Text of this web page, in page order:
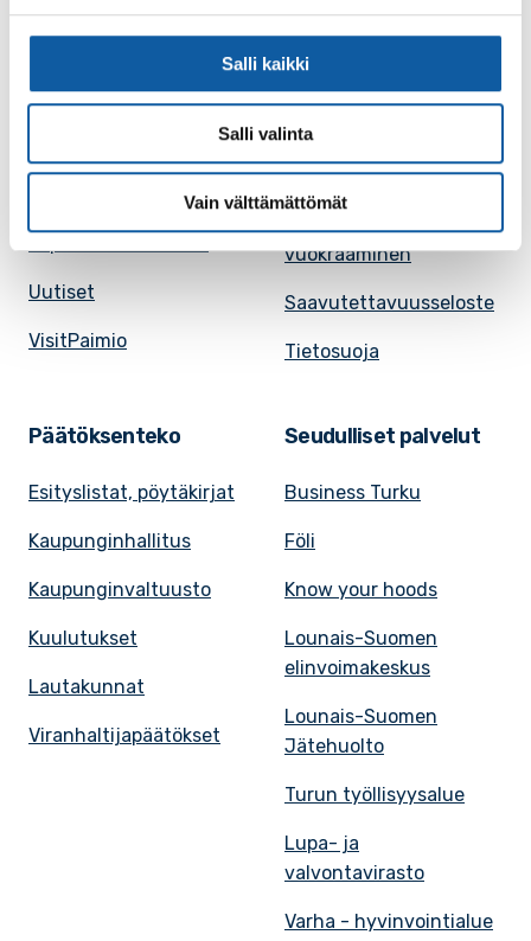
Salli kaikki
Salli valinta
Vain välttämättömät
Paimion mediapankki
SunPaimio -
Uutiset
VisitPaimio
Evästeasetukset
Kaupungille osoitetut
laskut
Kokoustilojen
vuokraaminen
Saavutettavuusseloste
Tietosuoja
Päätöksenteko
Esityslistat, pöytäkirjat
Kaupunginhallitus
Kaupunginvaltuusto
Kuulutukset
Lautakunnat
Viranhaltijapäätökset
Seudulliset palvelut
Business Turku
Föli
Know your hoods
Lounais-Suomen
elinvoimakeskus
Lounais-Suomen
Jätehuolto
Turun työllisyysalue
Lupa- ja
valvontavirasto
Varha - hyvinvointialue